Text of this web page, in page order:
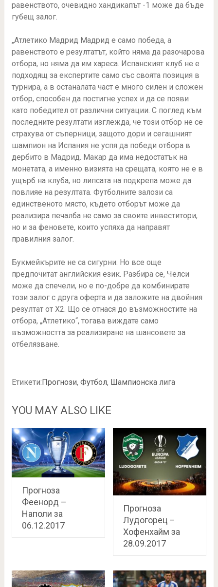
равенството, очевидно хандикапът -1 може да бъде
губещ залог.
„Атлетико Мадрид Мадрид е само победа, а
равенството е резултатът, който няма да разочарова
отбора, но няма да им хареса. Испанският клуб не е
подходящ за експертите само със своята позиция в
турнира, а в останалата част е много силен и сложен
отбор, способен да постигне успех и да се появи
като победител от различни ситуации. С поглед към
последните резултати изглежда, че този отбор не се
страхува от съперници, защото дори и сегашният
шампион на Испания не успя да победи отбора в
дербито в Мадрид. Макар да има недостатък на
монетата, а именно визията на срещата, която не е в
ущърб на клуба, но липсата на подкрепа може да
повлияе на резултата. Футболните залози са
единственото място, където отборът може да
реализира печалба не само за своите инвеститори,
но и за феновете, които успяха да направят
правилния залог.
Букмейкърите не са сигурни. Но все още
предпочитат английския език. Разбира се, Челси
може да спечели, но е по-добре да комбинирате
този залог с друга оферта и да заложите на двойния
резултат от X2. Що се отнася до възможностите на
отбора, „Атлетико“, тогава виждате само
възможността за реализиране на шансовете за
отбелязване.
Етикети:Прогнози, Футбол, Шампионска лига
YOU MAY ALSO LIKE
Прогноза
Феенорд –
Наполи за
06.12.2017
Прогноза
Лудогорец –
Хофенхайм за
28.09.2017